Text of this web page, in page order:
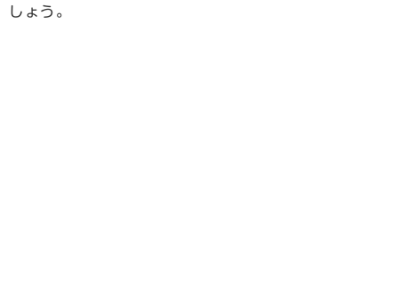
しょう。